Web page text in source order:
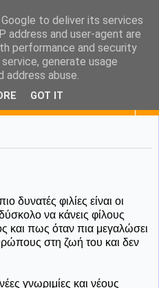
you...tea
δυνατές φιλίες είναι οι
να κάνεις φίλους
και πως όταν πια μεγαλώσει
στη ζωή του και δεν
γνωριμίες και νέους
to deliver its services
address and user-agent are
performance and security
generate usage
abuse.
GOT IT